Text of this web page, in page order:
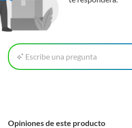
Escribe una pregunta
Opiniones de este producto